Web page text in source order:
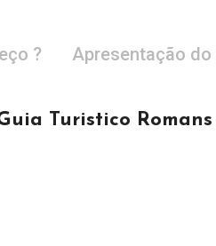
? Apresentação do
Turistico